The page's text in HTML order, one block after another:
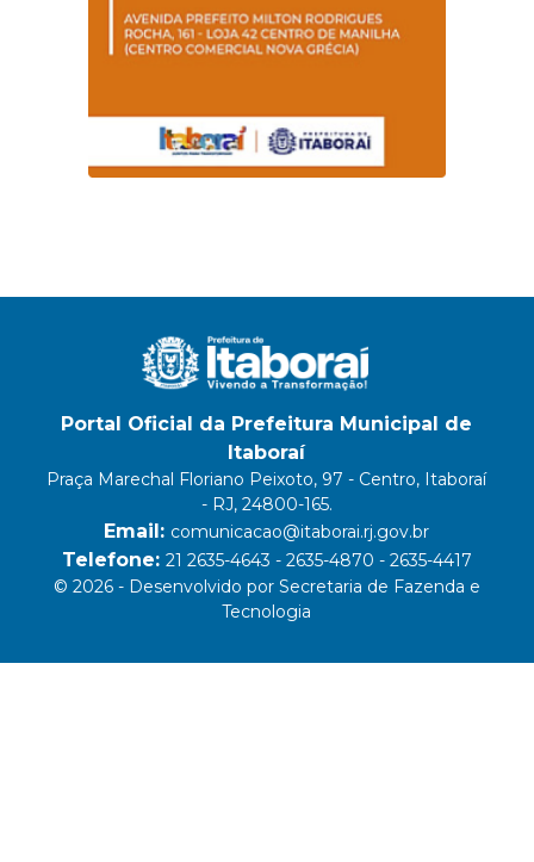
Portal Oficial da Prefeitura Municipal de
Itaboraí
Praça Marechal Floriano Peixoto, 97 - Centro, Itaboraí
- RJ, 24800-165.
Email: comunicacao@itaborai.rj.gov.br
Telefone: 21 2635-4643 - 2635-4870 - 2635-4417
© 2026 - Desenvolvido por Secretaria de Fazenda e
Tecnologia